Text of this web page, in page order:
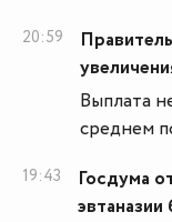
20:59
Выплата
среднем
19:43
Госдума